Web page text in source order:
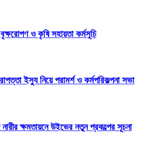
বৃক্ষরোপণ ও কৃষি সহায়তা কর্মসূচি
ইস্যু নিয়ে পরামর্শ ও কর্মপরিকল্পনা সভা
ক্ষমতায়নে উইভের নতুন প্রকল্পের সূচনা